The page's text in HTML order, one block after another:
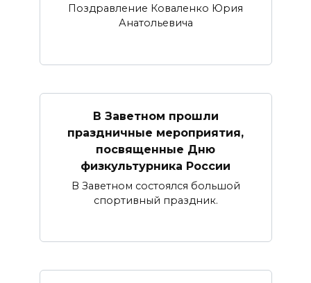
Поздравление Коваленко Юрия
Анатольевича
В Заветном прошли
праздничные мероприятия,
посвященные Дню
физкультурника России
В Заветном состоялся большой
спортивный праздник.